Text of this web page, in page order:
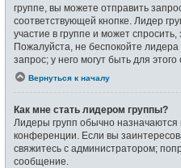
группе, вы можете отправить
соответствующей кнопке. Лидер
участие в группе и может
Пожалуйста, не беспокойте
запрос; у него могут быть для этого
Вернуться к началу
Как мне стать лидером группы?
Лидеры групп обычно
конференции. Если вы
свяжитесь с администратором;
сообщение.